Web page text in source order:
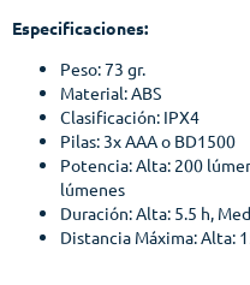
Especificaciones:
Peso: 73 gr.
Material: ABS
Clasificación: IPX4
Pilas: 3x AAA o BD1500
Potencia: Alta: 200
lúmenes
Duración: Alta: 5.5 h,
Distancia Máxima: Alta: